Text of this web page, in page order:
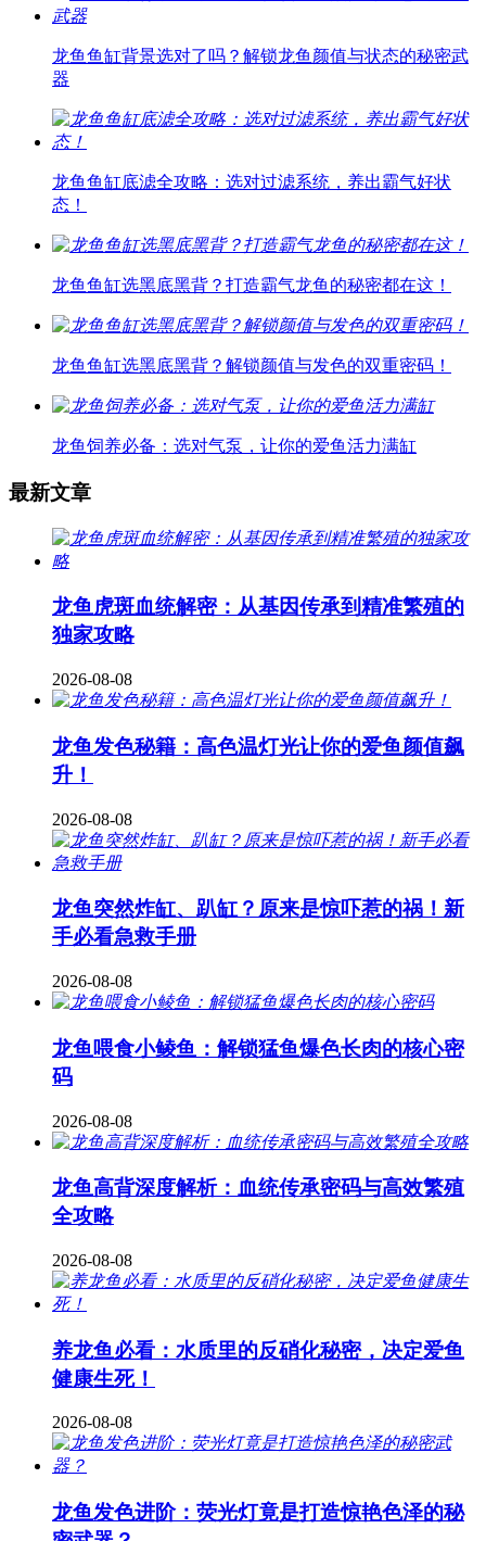
龙鱼鱼缸背景选对了吗？解锁龙鱼颜值与状态的秘密武
器
龙鱼鱼缸底滤全攻略：选对过滤系统，养出霸气好状
态！
龙鱼鱼缸选黑底黑背？打造霸气龙鱼的秘密都在这！
龙鱼鱼缸选黑底黑背？解锁颜值与发色的双重密码！
龙鱼饲养必备：选对气泵，让你的爱鱼活力满缸
最新文章
龙鱼虎斑血统解密：从基因传承到精准繁殖的
独家攻略
2026-08-08
龙鱼发色秘籍：高色温灯光让你的爱鱼颜值飙
升！
2026-08-08
龙鱼突然炸缸、趴缸？原来是惊吓惹的祸！新
手必看急救手册
2026-08-08
龙鱼喂食小鲮鱼：解锁猛鱼爆色长肉的核心密
码
2026-08-08
龙鱼高背深度解析：血统传承密码与高效繁殖
全攻略
2026-08-08
养龙鱼必看：水质里的反硝化秘密，决定爱鱼
健康生死！
2026-08-08
龙鱼发色进阶：荧光灯竟是打造惊艳色泽的秘